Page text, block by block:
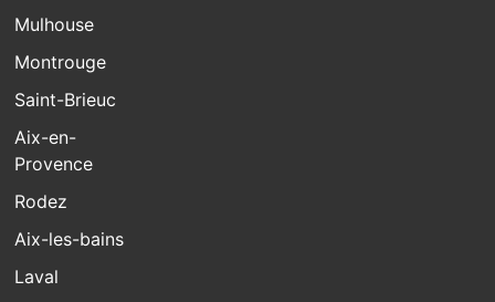
Mulhouse
Montrouge
Saint-Brieuc
Aix-en-
Provence
Rodez
Aix-les-bains
Laval